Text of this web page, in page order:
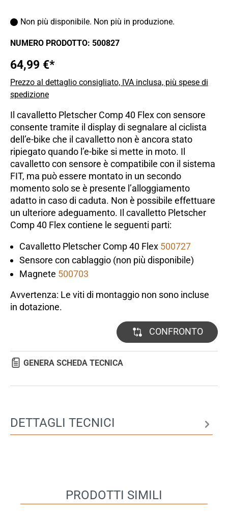
Non più disponibile. Non più in produzione.
NUMERO PRODOTTO: 500827
64,99 €*
Prezzo al dettaglio consigliato, IVA inclusa, più spese di
spedizione
Il cavalletto Pletscher Comp 40 Flex con sensore
consente tramite il display di segnalare al ciclista
dellʼe-bike che il cavalletto non è ancora stato
ripiegato quando lʼe-bike si mette in moto. Il
cavalletto con sensore è compatibile con il sistema
FIT, ma può essere montato in un secondo
momento solo se è presente l’alloggiamento
adatto in caso di caduta. Non è possibile effettuare
un ulteriore adeguamento. Il cavalletto Pletscher
Comp 40 Flex contiene le seguenti parti:
Cavalletto Pletscher Comp 40 Flex 500727
Sensore con cablaggio (non più disponibile)
Magnete 500703
Avvertenza: Le viti di montaggio non sono incluse
in dotazione.
CONFRONTO
GENERA SCHEDA TECNICA
DETTAGLI TECNICI
PRODOTTI SIMILI